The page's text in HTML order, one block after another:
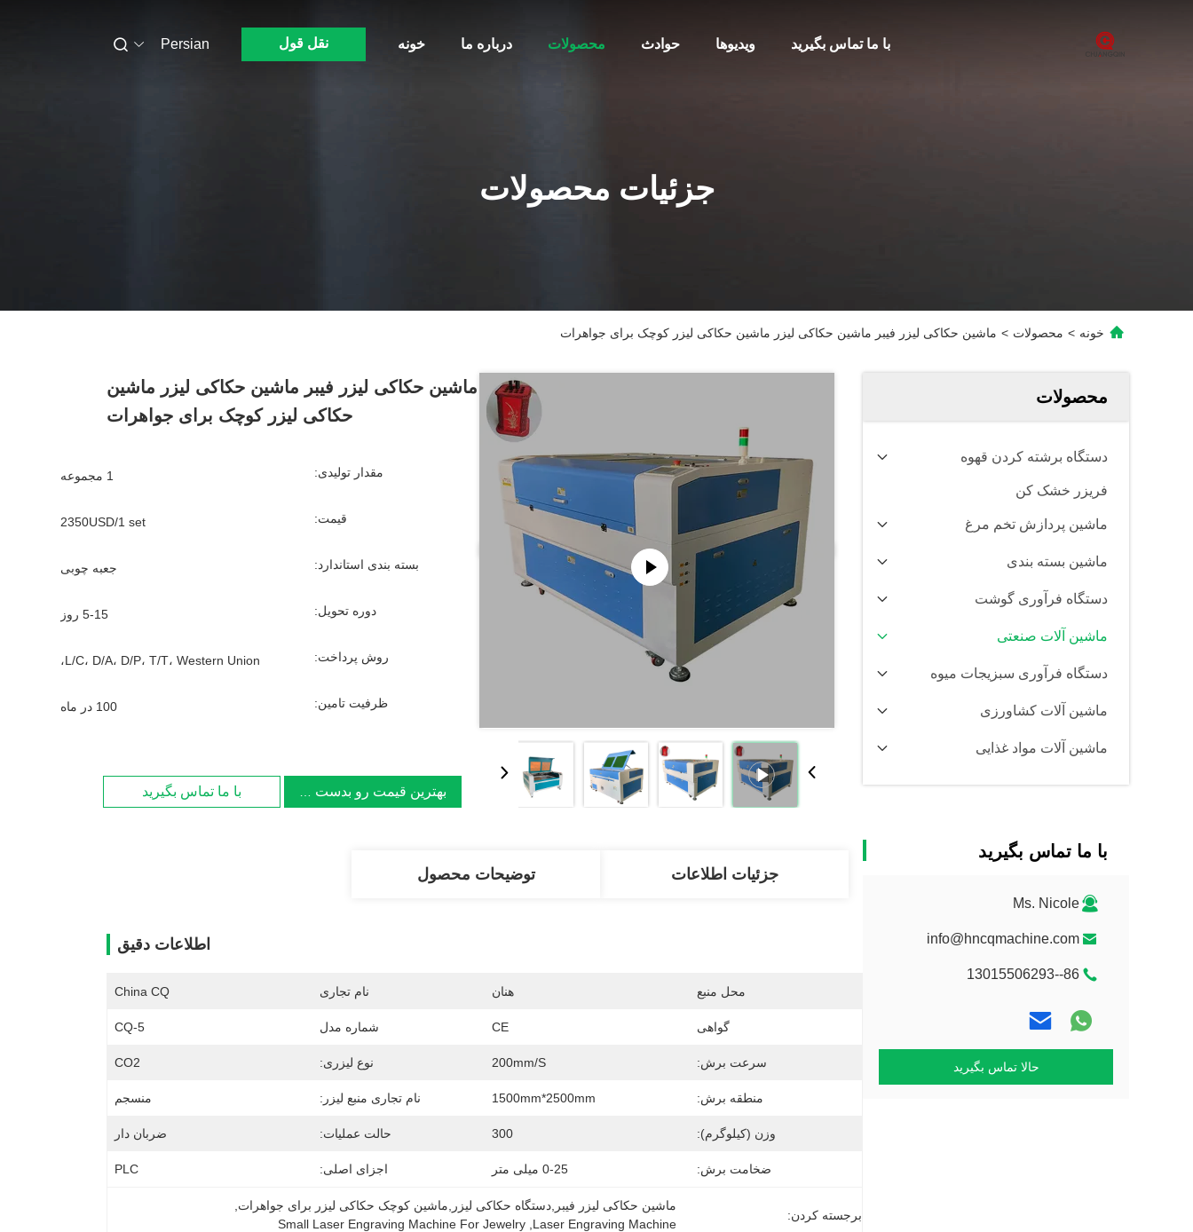
خونه درباره ما محصولات حوادث ویدیوها با ما تماس بگیرید نقل قول Persian
جزئیات محصولات
خونه > محصولات > ماشین حکاکی لیزر فیبر ماشین حکاکی لیزر ماشین حکاکی لیزر کوچک برای جواهرات
محصولات
دستگاه برشته کردن قهوه
فریزر خشک کن
ماشین پردازش تخم مرغ
ماشین بسته بندی
دستگاه فرآوری گوشت
ماشین آلات صنعتی
دستگاه فرآوری سبزیجات میوه
ماشین آلات کشاورزی
ماشین آلات مواد غذایی
با ما تماس بگیرید
Ms. Nicole
info@hncqmachine.com
86--13015506293
حالا تماس بگیرید
ماشین حکاکی لیزر فیبر ماشین حکاکی لیزر ماشین
حکاکی لیزر کوچک برای جواهرات
مقدار تولیدی: 1 مجموعه
قیمت: 2350USD/1 set
بسته بندی استاندارد: جعبه چوبی
دوره تحویل: 5-15 روز
روش پرداخت: L/C، D/A، D/P، T/T، Western Union،
ظرفیت تامین: 100 در ماه
بهترین قیمت رو بدست بیار با ما تماس بگیرید
جزئیات اطلاعات توضیحات محصول
اطلاعات دقیق
محل منبع هنان نام تجاری China CQ
گواهی CE شماره مدل CQ-5
سرعت برش: 200mm/s نوع لیزری: CO2
منطقه برش: 1500mm*2500mm نام تجاری منبع لیزر: منسجم
وزن (کیلوگرم): 300 حالت عملیات: ضربان دار
ضخامت برش: 0-25 میلی متر اجزای اصلی: PLC
برجسته کردن:
ماشین حکاکی لیزر فیبر,دستگاه حکاکی لیزر,ماشین کوچک حکاکی لیزر برای جواهرات
Laser Engraving Machine
,
Small Laser Engraving Machine For Jewelry